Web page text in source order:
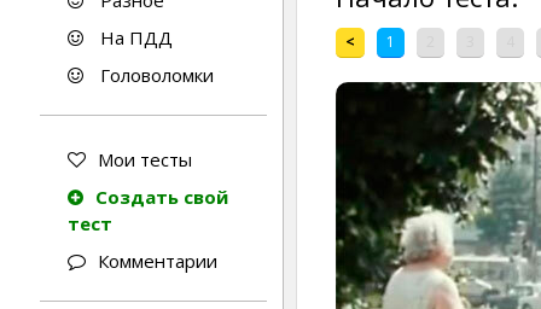
На ПДД
Головоломки
Мои тесты
Создать свой
тест
Комментарии
< 1